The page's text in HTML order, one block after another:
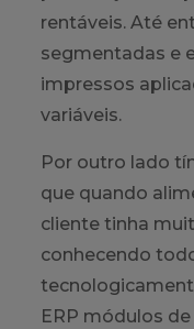
rentáveis. Até
segmentadas e
impressos
variáveis.
Por outro lado
que quando
cliente tinha
conhecendo
ERP módulos